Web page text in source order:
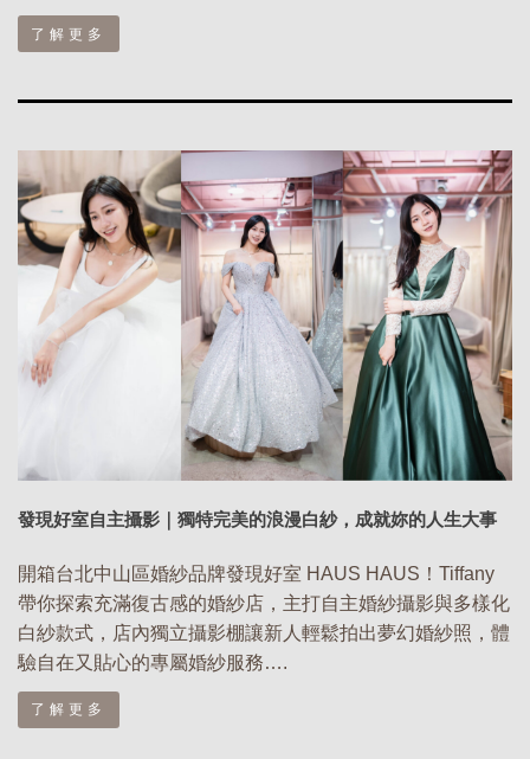
了解更多
發現好室自主攝影｜獨特完美的浪漫白紗，成就妳的人生大事
開箱台北中山區婚紗品牌發現好室 HAUS HAUS！Tiffany
帶你探索充滿復古感的婚紗店，主打自主婚紗攝影與多樣化
白紗款式，店內獨立攝影棚讓新人輕鬆拍出夢幻婚紗照，體
驗自在又貼心的專屬婚紗服務….
了解更多